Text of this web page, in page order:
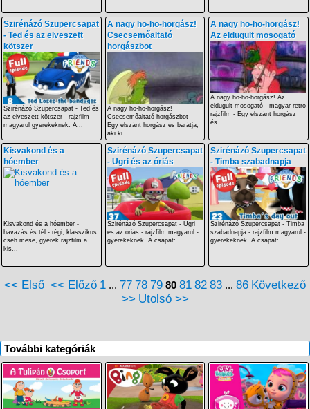
Szirénázó Szupercsapat
- Ted és az elveszett
kötszer
Szirénázó Szupercsapat - Ted és
az elveszett kötszer - rajzfilm
magyarul gyerekeknek. A...
A nagy ho-ho-horgász!
Csecsemőaltató
horgászbot
A nagy ho-ho-horgász!
Csecsemőaltató horgászbot -
Egy elszánt horgász és barátja,
aki ki...
A nagy ho-ho-horgász!
Az eldugult mosogató
A nagy ho-ho-horgász! Az
eldugult mosogató - magyar retro
rajzfilm - Egy elszánt horgász
és...
Kisvakond és a
hóember
Kisvakond és a hóember -
havazás és tél - régi, klasszikus
cseh mese, gyerek rajzfilm a
kis...
Szirénázó Szupercsapat
- Ugri és az óriás
Szirénázó Szupercsapat - Ugri
és az óriás - rajzfilm magyarul -
gyerekeknek. A csapat:...
Szirénázó Szupercsapat
- Timba szabadnapja
Szirénázó Szupercsapat - Timba
szabadnapja - rajzfilm magyarul -
gyerekeknek. A csapat:...
<< Első << Előző 1 ... 77 78 79 80 81 82 83 ... 86 Következő
>> Utolsó >>
További kategóriák